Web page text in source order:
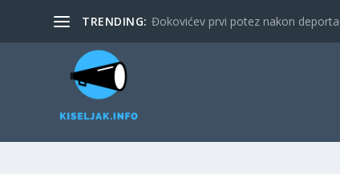
TRENDING: Đokovićev prvi potez nakon